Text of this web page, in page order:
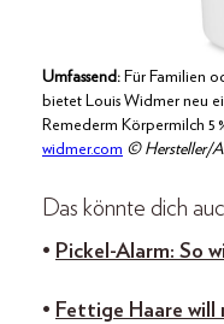
Umfassend: Für Familien
bietet Louis Widmer neu
Remederm Körpermilch 5
widmer.com © Hersteller/
Das könnte dich
• Pickel-Alarm: So
• Fettige Haare will